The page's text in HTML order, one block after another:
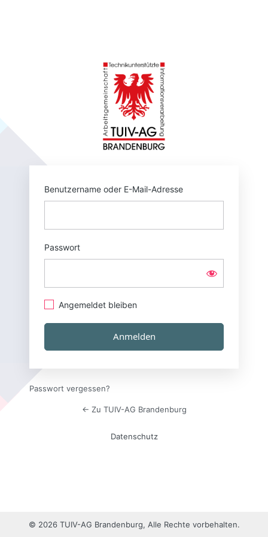
Benutzername oder E-Mail-Adresse
Passwort
Angemeldet bleiben
Passwort vergessen?
← Zu TUIV-AG Brandenburg
Datenschutz
© 2026 TUIV-AG Brandenburg, Alle Rechte vorbehalten.